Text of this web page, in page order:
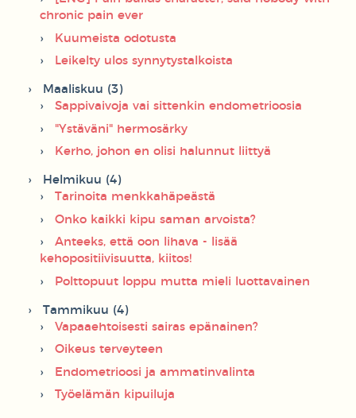
chronic pain ever
Kuumeista odotusta
Leikelty ulos synnytystalkoista
Maaliskuu (3)
Sappivaivoja vai sittenkin endometrioosia
"Ystäväni" hermosärky
Kerho, johon en olisi halunnut liittyä
Helmikuu (4)
Tarinoita menkkahäpeästä
Onko kaikki kipu saman arvoista?
Anteeks, että oon lihava - lisää
kehopositiivisuutta, kiitos!
Polttopuut loppu mutta mieli luottavainen
Tammikuu (4)
Vapaaehtoisesti sairas epänainen?
Oikeus terveyteen
Endometrioosi ja ammatinvalinta
Työelämän kipuiluja